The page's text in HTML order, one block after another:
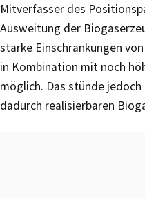
Mitverfasser des
Ausweitung der
starke Einschränkungen
in Kombination mit noch
möglich. Das stünde
dadurch realisierbaren